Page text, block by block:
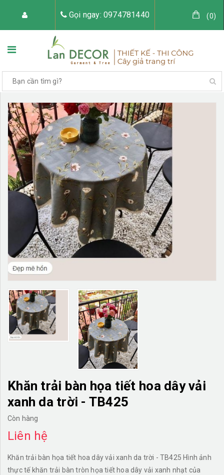
Gọi ngay: 0974781440 (0)
TRANG CHỦ VỀ LAN DECOR
CÂY GIẢ TRANG TRÍ TIỂU CẢNH CÂY GIẢ
TƯỜNG CÂY GIẢ KHĂN TRẢI BÀN
TƯ VẤN LIÊN HỆ
Khăn trải bàn họa tiết hoa dây vải
xanh da trời - TB425
Còn hàng
Liên hệ
Khăn trải bàn họa tiết hoa dây vải xanh da trời - TB425 Hình ảnh
thực tế khăn trải bàn tròn họa tiết hoa dây vải xanh nhạt của